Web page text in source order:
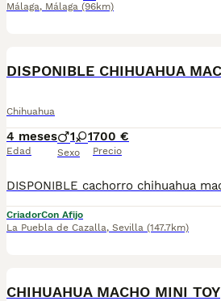
Málaga, Málaga (96km)
Chihuahua
4 meses
Edad
1 1
Sexo
700 €
Precio
CriadorCon Afijo
La Puebla de Cazalla, Sevilla (147.7km)
CHIHUAHUA MACHO MINI TOY